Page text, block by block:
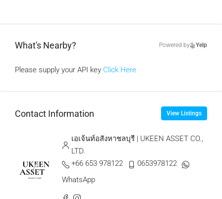
What's Nearby? Powered by Yelp
Please supply your API key Click Here
Contact Information View Listings
เอเจ้นท์อสังหาชลบุรี | UKEEN ASSET CO.,
LTD.
+66 653 978122
0653978122
WhatsApp